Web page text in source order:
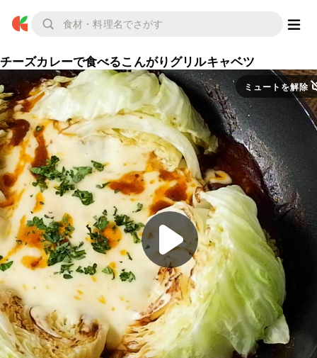
チーズカレーで食べるこんがりグリルキャベツ
ミュートを解除